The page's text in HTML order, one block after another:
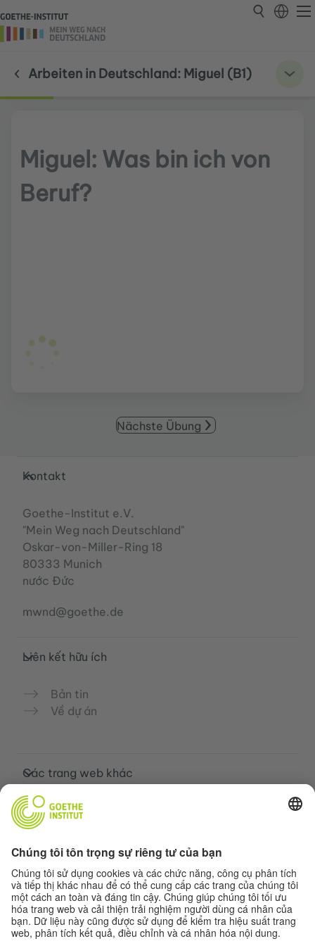
Arbeiten in Deutschland: Miguel (B1)
Miguel: Was bin ich von
Beruf?
Nächste Übung
Service- und Informationsbereich
Kontakt
Goethe-Institut e.V.
"Mein Weg nach Deutschland"
Oskar-von-Miller-Ring 18
80333 Munich
nước Đức
mwnd@goethe.de
Liên kết hữu ích
Bản tin
Về dự án
Các trang web khác
Cộng đồng „Deutsch für dich“
Các khóa học tiếng Đức của Goethe-
Institut
Cổng thông tin giáo viên “Deutschstunde”
Quyền riêng tư và khả năng tiếp cận